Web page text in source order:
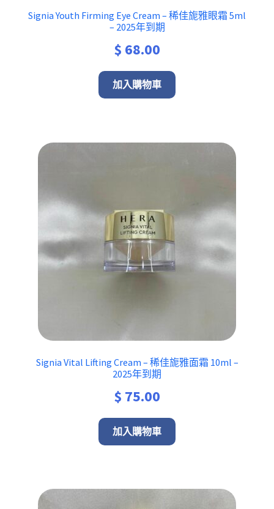
Signia Youth Firming Eye Cream – 稀佳旎雅眼霜 5ml
– 2025年到期
$ 68.00
加入購物車
Signia Vital Lifting Cream – 稀佳旎雅面霜 10ml –
2025年到期
$ 75.00
加入購物車